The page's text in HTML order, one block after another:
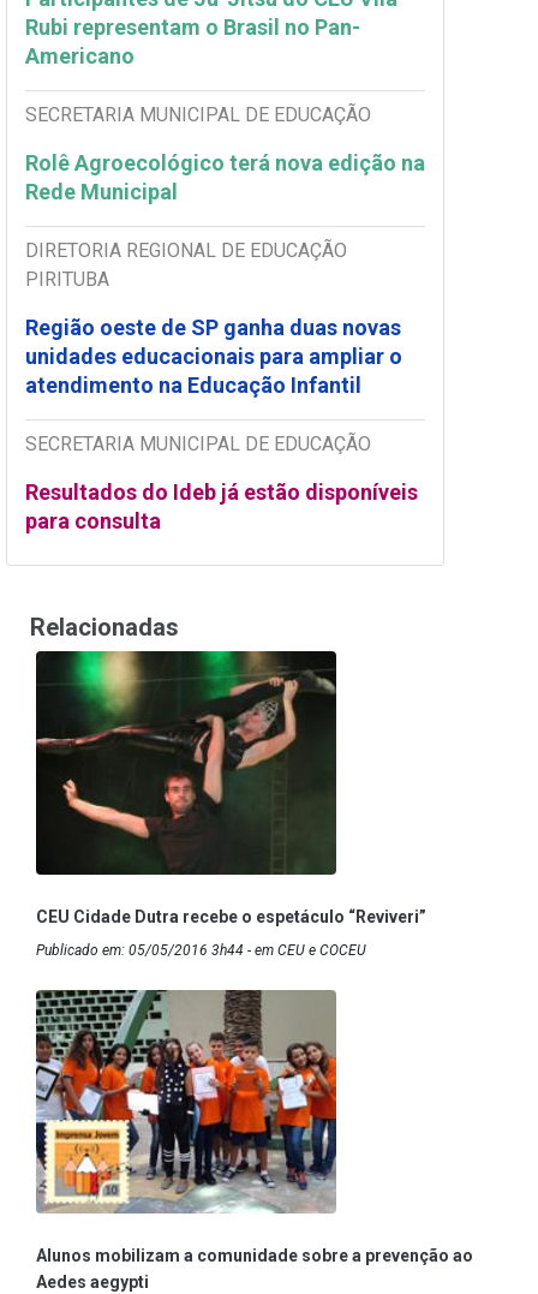
Rubi representam o Brasil no Pan-
Americano
SECRETARIA MUNICIPAL DE EDUCAÇÃO
Rolê Agroecológico terá nova edição na
Rede Municipal
DIRETORIA REGIONAL DE EDUCAÇÃO
PIRITUBA
Região oeste de SP ganha duas novas
unidades educacionais para ampliar o
atendimento na Educação Infantil
SECRETARIA MUNICIPAL DE EDUCAÇÃO
Resultados do Ideb já estão disponíveis
para consulta
Relacionadas
CEU Cidade Dutra recebe o espetáculo “Reviveri”
Publicado em: 05/05/2016 3h44 - em CEU e COCEU
Alunos mobilizam a comunidade sobre a prevenção ao
Aedes aegypti